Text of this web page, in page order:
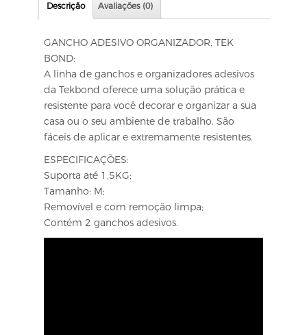
Descrição Avaliações (0)
GANCHO ADESIVO ORGANIZADOR, TEK
BOND:
A linha de ganchos e organizadores adesivos
da Tekbond oferece uma solução prática e
resistente para você decorar e organizar a sua
casa ou o seu ambiente de trabalho. São
fáceis de aplicar e extremamente resistentes.
ESPECIFICAÇÕES:
Suporta até 1,5KG;
Tamanho: M;
Removível e com remoção limpa;
Contém 2 ganchos adesivos.